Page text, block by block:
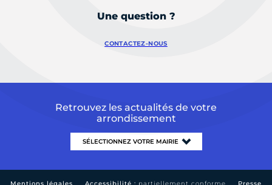
Une question ?
CONTACTEZ-NOUS
Retrouvez les actualités de votre
arrondissement